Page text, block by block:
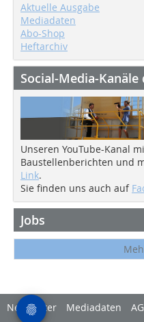
Aktuelle Ausgabe
Mediadaten
Abo-Shop
Heftarchiv
Social-Media-
Unseren YouTube-Kanal
Baustellenberichten und
Link.
Sie finden uns auch auf
Jobs
Newsletter Mediadaten